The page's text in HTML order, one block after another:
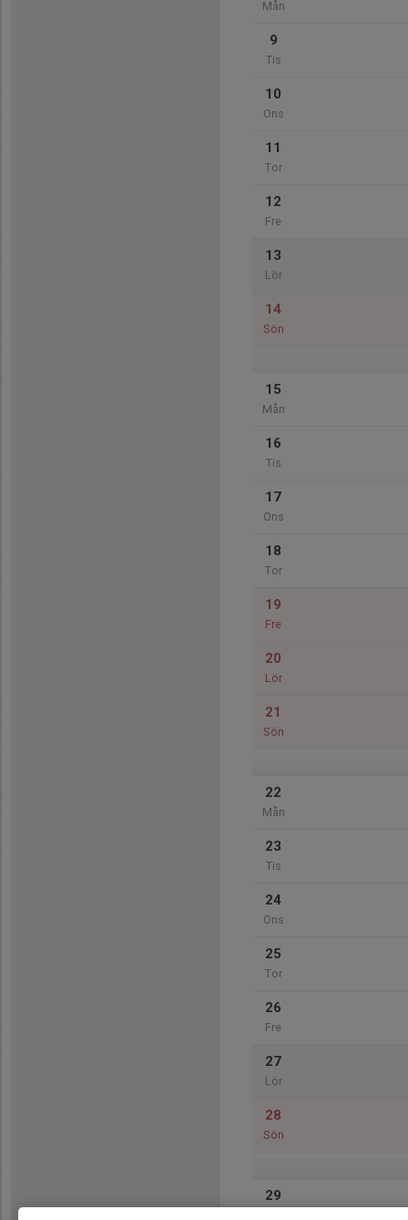
Mån
9
Tis
10
Ons
11
Tor
12
Fre
13
Lör
14
Sön
15
Mån
16
Tis
17
Ons
18
Tor
19
Fre
20
Lör
21
Sön
22
Mån
23
Tis
24
Ons
25
Tor
26
Fre
27
Lör
28
Sön
29